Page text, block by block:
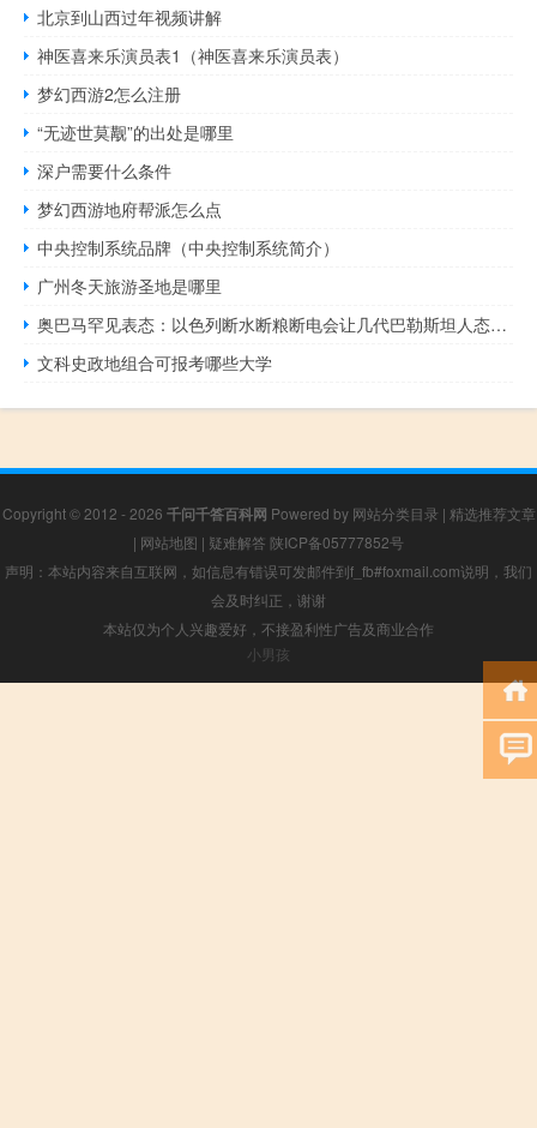
北京到山西过年视频讲解
神医喜来乐演员表1（神医喜来乐演员表）
梦幻西游2怎么注册
“无迹世莫觏”的出处是哪里
深户需要什么条件
梦幻西游地府帮派怎么点
中央控制系统品牌（中央控制系统简介）
广州冬天旅游圣地是哪里
奥巴马罕见表态：以色列断水断粮断电会让几代巴勒斯坦人态度更加强硬
文科史政地组合可报考哪些大学
Copyright © 2012 - 2026 千问千答百科网 Powered by 网站分类目录 | 精选推荐文章
| 网站地图 | 疑难解答 陕ICP备05777852号
声明：本站内容来自互联网，如信息有错误可发邮件到f_fb#foxmail.com说明，我们
会及时纠正，谢谢
本站仅为个人兴趣爱好，不接盈利性广告及商业合作
小男孩